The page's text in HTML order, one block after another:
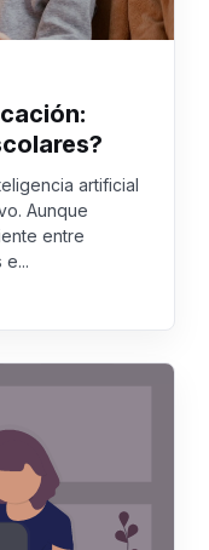
artificial
Aunque
entre